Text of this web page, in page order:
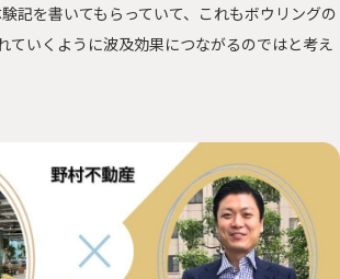
記を書いてもらっていて、これもボウリングの
ていくように波及効果につながるのではと考え